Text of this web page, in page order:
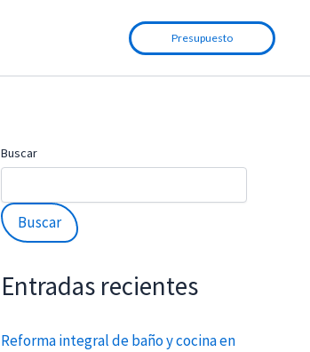
Presupuesto
Buscar
Buscar
Entradas recientes
Reforma integral de baño y cocina en